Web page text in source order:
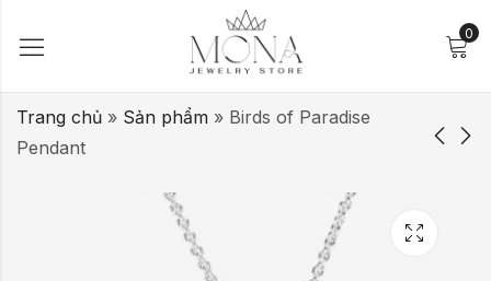
0
Trang chủ » Sản phẩm » Birds of Paradise
Pendant
Kalvesna Diamond
Twig Ring
39,000
Blue Stripes &
Stone Earrings
249,000